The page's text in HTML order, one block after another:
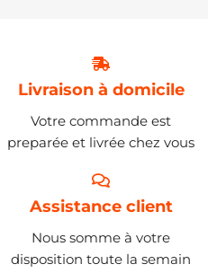
Livraison à domicile
Votre commande est
preparée et livrée chez vous
Assistance client
Nous somme à votre
disposition toute la semain